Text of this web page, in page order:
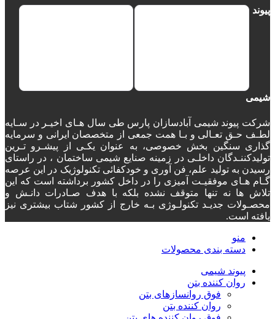
پیوند
شیمی
شرکت پیوند شیمی آبادسازان پارس طی سال هـای اخیـر در سـایه
لطـف حـق تعـالی و بـا همت جمعی از متخصصان ایرانی و سرمایه
گذاری سنگین بخش خصوصی، به عنوان یکـی از پیشـرو تـرین
تولیدکننـدگان داخلـی در زمینه صنایع شیمی ساختمان ، در راستای
رسیدن به تولید علم، فن آوری و خودکفائی تکنولوژیک در این عرصه
گـام هـای موفقیـت آمیزی را در داخل کشور برداشته است که این
تلاش ها نه تنها متوقف نشده بلکه با هدف صـادرات دانـش و
محصـولات جدیـد تکنولـوژی بـه خارج از کشور شتاب بیشتری نیز
یافته است.
منو
دسته‌ بندی محصولات
پیوند شیمی
روان کننده بتن
فوق روانسازهای بتن
روان کننده بتن